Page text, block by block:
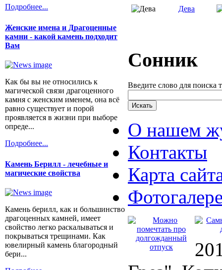
Подробнее...
Женские имена и Драгоценные
камни - какой камень подходит
Вам
Как бы вы не относились к
магической связи драгоценного
камня с женским именем, она всё
равно существует и порой
проявляется в жизни при выборе
опреде...
Подробнее...
Камень Берилл - лечебные и
магические свойства
Камень берилл, как и большинство
драгоценных камней, имеет
свойство легко раскалываться и
покрываться трещинами. Как
ювелирный камень благородный
бери...
Дева
Сонник
Введите слово для поиска
О нашем
Контакты
Карта